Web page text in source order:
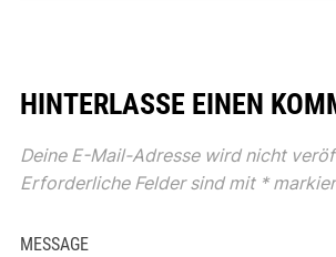
HINTERLASSE EINEN
Deine E-Mail-Adresse wird nicht
Erforderliche Felder sind mit *
MESSAGE